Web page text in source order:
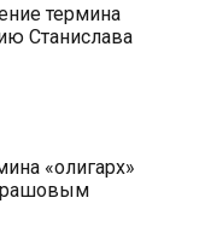
термина
Станислава
«олигарх»